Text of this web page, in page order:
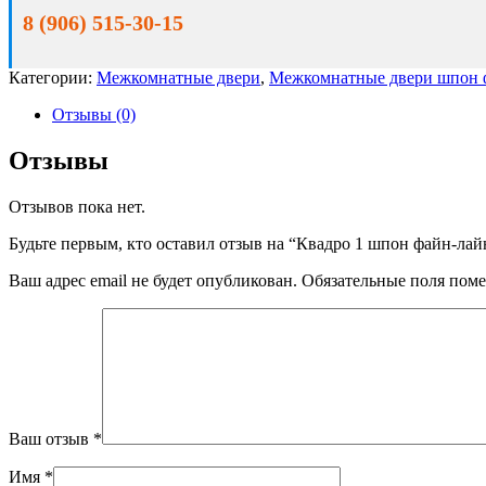
8 (906) 515-30-15
Категории: Межкомнатные двери, Межкомнатные двери шпон
Отзывы (0)
Отзывы
Отзывов пока нет.
Будьте первым, кто оставил отзыв на “Квадро 1 шпон файн-
Ваш адрес email не будет опубликован. Обязательные поля
Ваш отзыв *
Имя *